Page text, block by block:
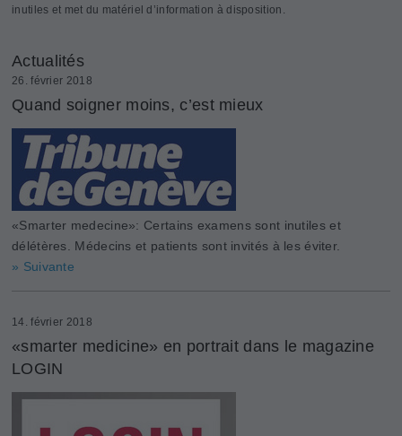
inutiles et met du matériel d’information à disposition.
Actualités
26. février 2018
Quand soigner moins, c’est mieux
«Smarter medecine»: Certains examens sont inutiles et
délétères. Médecins et patients sont invités à les éviter.
» Suivante
14. février 2018
«smarter medicine» en portrait dans le magazine
LOGIN